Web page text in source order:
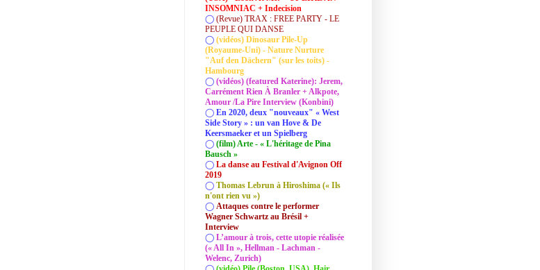
INSOMNIAC + Indecision
◯ (Revue) TRAX : FREE PARTY - LE
PEUPLE QUI DANSE
◯ (vidéos) Dinosaur Pile-Up
(Royaume-Uni) - Nature Nurture
"Auf den Dächern" (sur les toits) -
Hambourg
◯ (vidéos) (featured Katerine): Jerem,
Carrément Rien À Branler + Alkpote,
Amour /La Pire Interview (Konbini)
◯ En 2020, deux "nouveaux" « West
Side Story » : un van Hove & De
Keersmaeker et un Spielberg
◯ (film) Arte - « L'héritage de Pina
Bausch »
◯ La danse au Festival d'Avignon Off
2019
◯ Thomas Lebrun à Hiroshima (« Ils
n'ont rien vu »)
◯ Attaques contre le performer
Wagner Schwartz au Brésil +
Interview
◯ L’amour à trois, cette utopie réalisée
(« All In », Hellman - Lachman -
Welenc, Zurich)